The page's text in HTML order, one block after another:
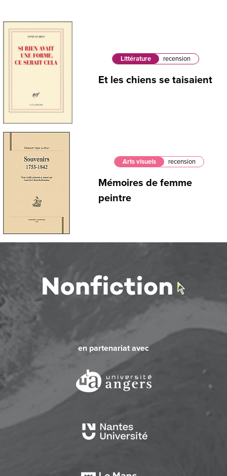
Littérature recension
Et les chiens se taisaient
Arts visuels recension
Mémoires de femme
peintre
en partenariat avec